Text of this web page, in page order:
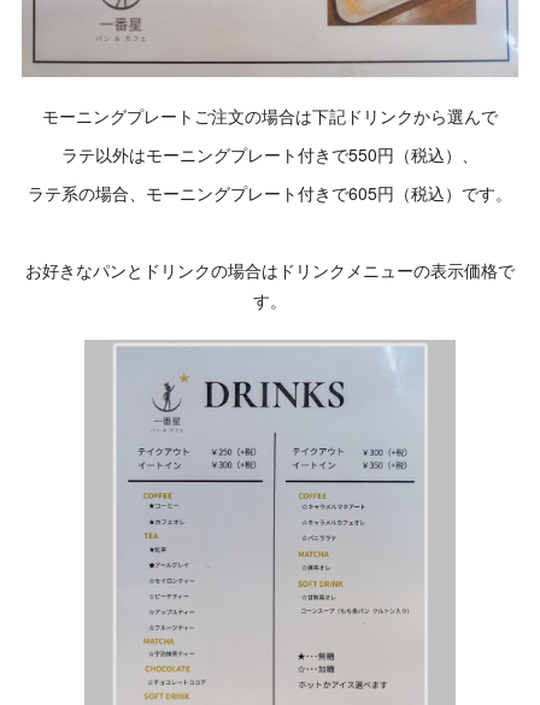
モーニングプレートご注文の場合は下記ドリンクから選んで
ラテ以外はモーニングプレート付きで550円（税込）、
ラテ系の場合、モーニングプレート付きで605円（税込）です。
お好きなパンとドリンクの場合はドリンクメニューの表示価格で
す。